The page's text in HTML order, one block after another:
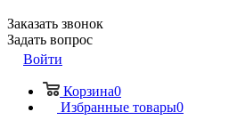
Заказать звонок
Задать вопрос
Войти
Корзина0
Избранные товары0